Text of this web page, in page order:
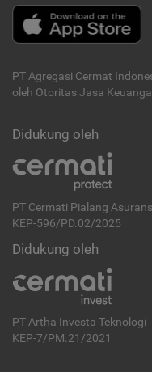
PT Agregasi Cermat
oleh Otoritas Jasa
Didukung oleh
PT Cermati Pialang
KEP-596/PD.02/2025
Didukung oleh
PT Artha Investa Teknologi
KEP-7/PM.21/2021